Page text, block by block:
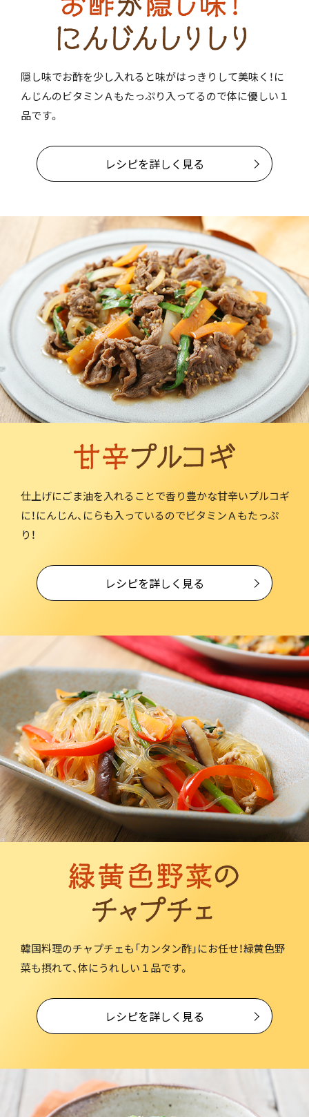
隠し味でお酢を少し入れると味がはっきりして美味く！に
んじんのビタミンＡもたっぷり入ってるので体に優しい１
品です。
レシピを詳しく見る
仕上げにごま油を入れることで香り豊かな甘辛いプルコギ
に！にんじん、にらも入っているのでビタミンＡもたっぷ
り！
レシピを詳しく見る
韓国料理のチャプチェも「カンタン酢」にお任せ！緑黄色野
菜も摂れて、体にうれしい１品です。
レシピを詳しく見る